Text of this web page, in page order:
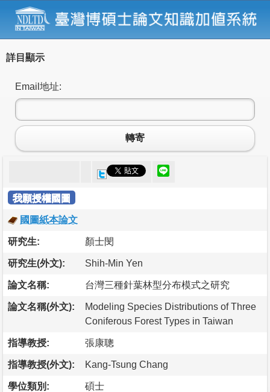
詳目顯示
Email地址:
轉寄
我願授權國圖
國圖紙本論文
研究生: 顏士閔
研究生(外文): Shih-Min Yen
論文名稱: 台灣三種針葉林型分布模式之研究
論文名稱(外文):
Modeling Species Distributions of Three
Coniferous Forest Types in Taiwan
指導教授: 張康聰
指導教授(外文): Kang-Tsung Chang
學位類別: 碩士